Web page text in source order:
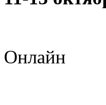
Онлайн